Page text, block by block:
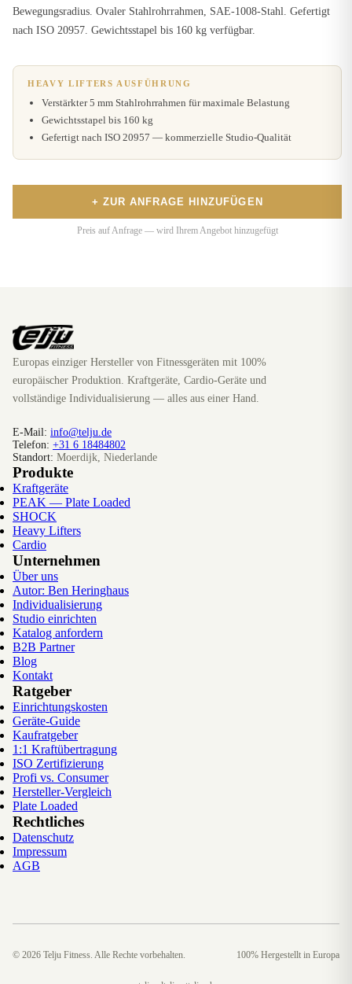
Bewegungsradius. Ovaler Stahlrohrrahmen, SAE-1008-Stahl. Gefertigt
nach ISO 20957. Gewichtsstapel bis 160 kg verfügbar.
HEAVY LIFTERS AUSFÜHRUNG
Verstärkter 5 mm Stahlrohrrahmen für maximale Belastung
Gewichtsstapel bis 160 kg
Gefertigt nach ISO 20957 — kommerzielle Studio-Qualität
+ ZUR ANFRAGE HINZUFÜGEN
Preis auf Anfrage — wird Ihrem Angebot hinzugefügt
Europas einziger Hersteller von Fitnessgeräten mit 100%
europäischer Produktion. Kraftgeräte, Cardio-Geräte und
vollständige Individualisierung — alles aus einer Hand.
E-Mail: info@telju.de
Telefon: +31 6 18484802
Standort: Moerdijk, Niederlande
Produkte
Kraftgeräte
PEAK — Plate Loaded
SHOCK
Heavy Lifters
Cardio
Unternehmen
Über uns
Autor: Ben Heringhaus
Individualisierung
Studio einrichten
Katalog anfordern
B2B Partner
Blog
Kontakt
Ratgeber
Einrichtungskosten
Geräte-Guide
Kaufratgeber
1:1 Kraftübertragung
ISO Zertifizierung
Profi vs. Consumer
Hersteller-Vergleich
Plate Loaded
Rechtliches
Datenschutz
Impressum
AGB
© 2026 Telju Fitness. Alle Rechte vorbehalten. 100% Hergestellt in Europa